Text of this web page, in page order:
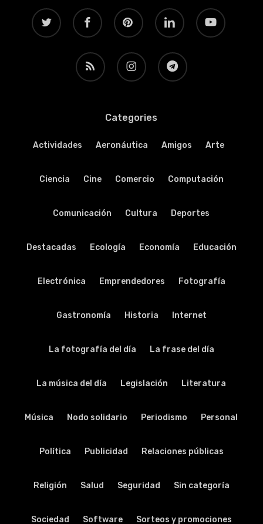
twitter facebook pinterest linkedin youtube
RSS instagram telegram
Categories
Actividades Aeronáutica Amigos Arte
Ciencia Cine Comercio Computación
Comunicación Cultura Deportes
Destacadas Ecología Economía Educación
Electrónica Emprendedores Fotografía
Gastronomía Historia Internet
La fotografía del día La frase del día
La música del día Legislación Literatura
Música Nodo solidario Periodismo Personal
Política Publicidad Relaciones públicas
Religión Salud Seguridad Sin categoría
Sociedad Software Sorteos y promociones